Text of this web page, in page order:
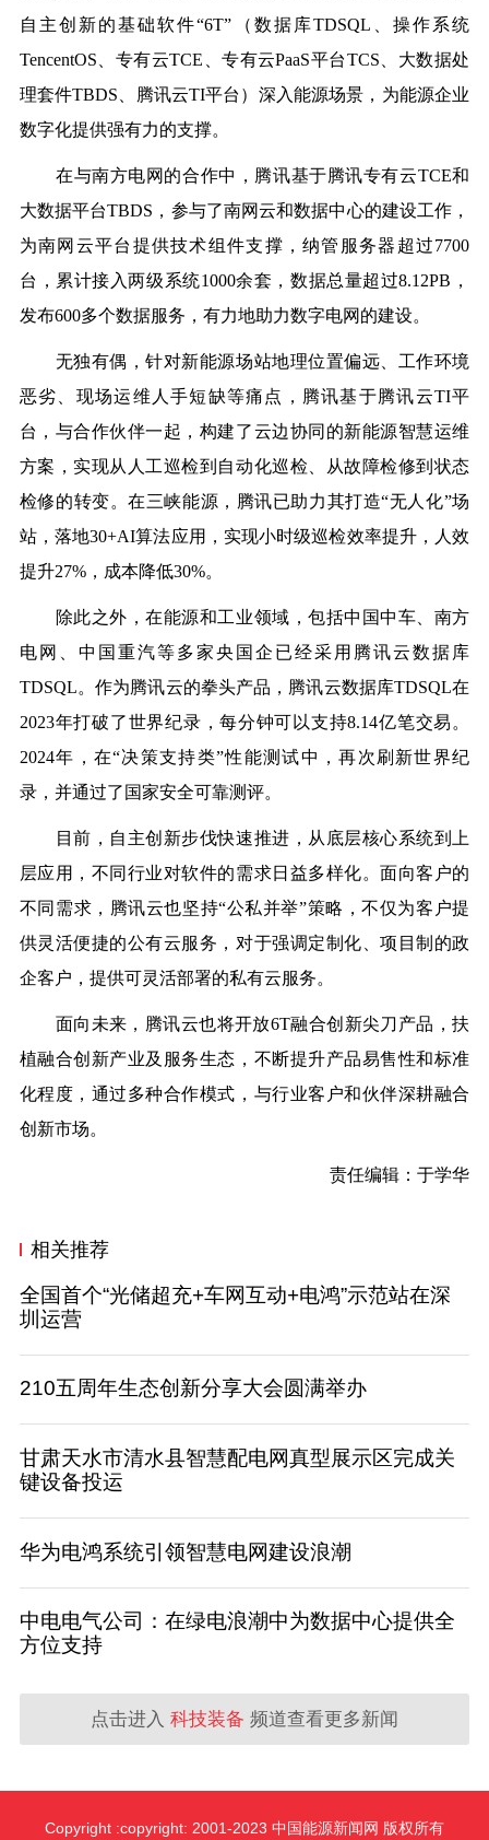
自主创新的基础软件“6T”（数据库TDSQL、操作系统
TencentOS、专有云TCE、专有云PaaS平台TCS、大数据处
理套件TBDS、腾讯云TI平台）深入能源场景， 为能源企业
数字化提供强有力的支撑。
在与南方电网的合作中，腾讯基于腾讯专有云TCE和
大数据平台TBDS，参与了南网云和数据中心的建设工作，
为南网云平台提供技术组件支撑，纳管服务器超过7700
台，累计接入两级系统1000余套，数据总量超过8.12PB，
发布600多个数据服务，有力地助力数字电网的建设。
无独有偶，针对新能源场站地理位置偏远、工作环境
恶劣、现场运维人手短缺等痛点，腾讯基于腾讯云TI平
台，与合作伙伴一起，构建了云边协同的新能源智慧运维
方案，实现从人工巡检到自动化巡检、从故障检修到状态
检修的转变。在三峡能源，腾讯已助力其打造“无人化”场
站，落地30+AI算法应用，实现小时级巡检效率提升，人效
提升27%，成本降低30%。
除此之外，在能源和工业领域，包括中 国中车、南方
电网、 中 国重汽等多家央国企已经采用腾讯云数据库
TDSQL。作为腾讯云的拳头产品，腾讯云数据库TDSQL在
2023年打破了世界纪录 ，每分钟可以支持8.14亿笔交易。
2024年，在“决策支持类”性能测试中，再次刷新世界纪
录，并通过了国家安全可靠测评。
目前，自主创新步伐快速推进，从底层核心系统到上
层应用，不同行业对软件的需求日益多样化。面向客户的
不同需求，腾讯云也坚持“公私并举”策略，不仅为客户提
供灵活便捷的公有云服务，对于强调定制化、项目制的政
企客户，提供可灵活部署的私有云服务。
面向未来，腾讯云也将开放6T融合创新尖刀产品，扶
植融合创新产业及服务生态，不断提升产品易售性和标准
化程度，通过多种合作模式，与行业客户和伙伴深耕融合
创新市场。
责任编辑：于学华
相关推荐
全国首个“光储超充+车网互动+电鸿”示范站在深
圳运营
210五周年生态创新分享大会圆满举办
甘肃天水市清水县智慧配电网真型展示区完成关
键设备投运
华为电鸿系统引领智慧电网建设浪潮
中电电气公司：在绿电浪潮中为数据中心提供全
方位支持
点击进入 科技装备 频道查看更多新闻
Copyright :copyright: 2001-2023 中国能源新闻网 版权所有